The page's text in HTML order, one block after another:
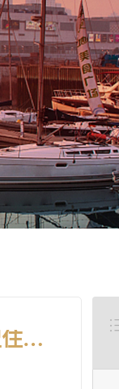
转发山东省住房和城乡建设厅 关于举办山东省“土地杯”农村新型住房 建筑设计大赛的通知